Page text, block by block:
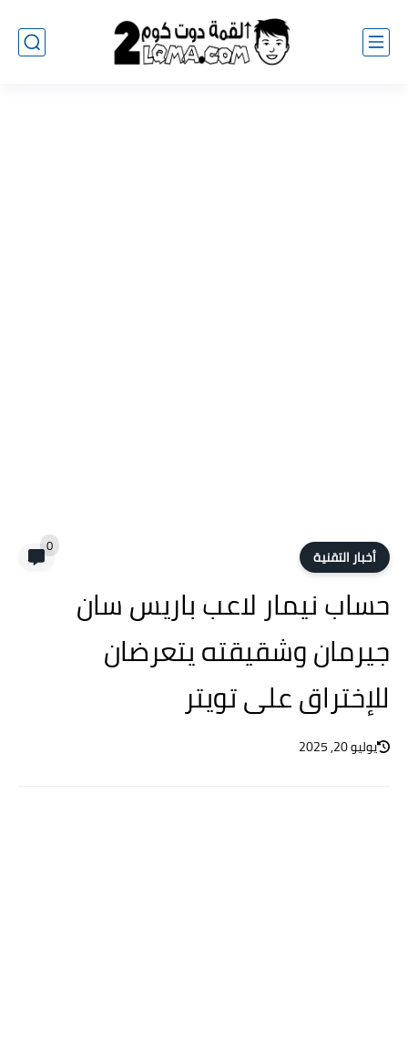
أخبار التقنية 0
حساب نيمار لاعب باريس سان
جيرمان وشقيقته يتعرضان
للإختراق على تويتر
يوليو 20, 2025